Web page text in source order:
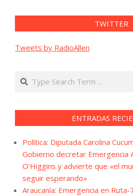
TWITTER
Tweets by RadioAllen
Search
ENTRADAS
Política: Diputada Carolina
Gobierno decretar Emergencia
O’Higgins y advierte que «el
seguir esperando»
Araucanía: Emergencia en